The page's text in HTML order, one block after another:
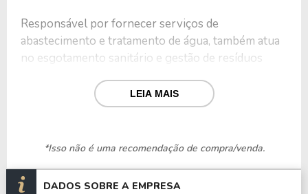
Responsável por fornecer serviços de
abastecimento e tratamento de água, também atua
no esgotamento sanitário e gestão de resíduos
Seu compromisso com a preservação ambiental
Conservação de Nascentes, iniciado em 2003,
nascentes em Minas Gerais.
LEIA MAIS
*Isso não é uma recomendação de compra/venda.
DADOS SOBRE A EMPRESA